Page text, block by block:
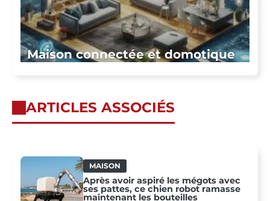
Maison connectée et domotique
ARTICLES ASSOCIÉS
MAISON
Après avoir aspiré les mégots avec
ses pattes, ce chien robot ramasse
maintenant les bouteilles